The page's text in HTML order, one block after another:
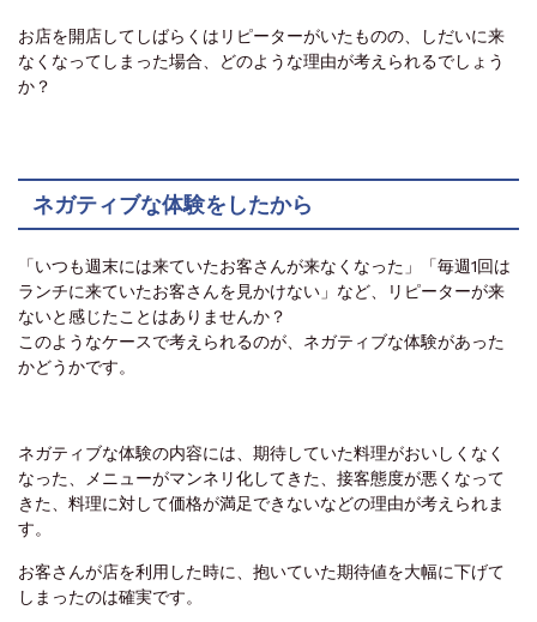
お店を開店してしばらくはリピーターがいたものの、しだいに来
なくなってしまった場合、どのような理由が考えられるでしょう
か？
ネガティブな体験をしたから
「いつも週末には来ていたお客さんが来なくなった」「毎週1回は
ランチに来ていたお客さんを見かけない」など、リピーターが来
ないと感じたことはありませんか？
このようなケースで考えられるのが、ネガティブな体験があった
かどうかです。
ネガティブな体験の内容には、期待していた料理がおいしくなく
なった、メニューがマンネリ化してきた、接客態度が悪くなって
きた、料理に対して価格が満足できないなどの理由が考えられま
す。
お客さんが店を利用した時に、抱いていた期待値を大幅に下げて
しまったのは確実です。